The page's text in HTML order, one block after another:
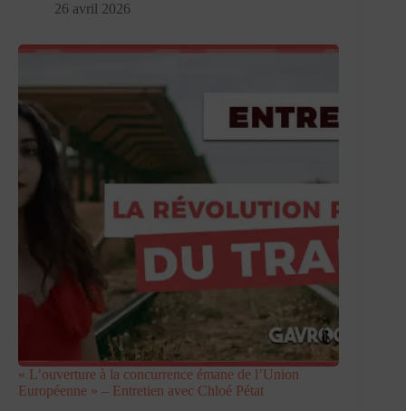
26 avril 2026
« L’ouverture à la concurrence émane de l’Union
Européenne » – Entretien avec Chloé Pétat